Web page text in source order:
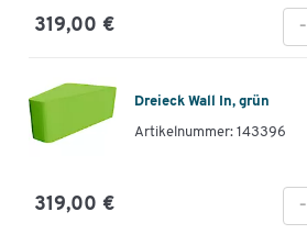
319,00 € -
Dreieck Wall In, grün
Artikelnummer: 143396
319,00 € -